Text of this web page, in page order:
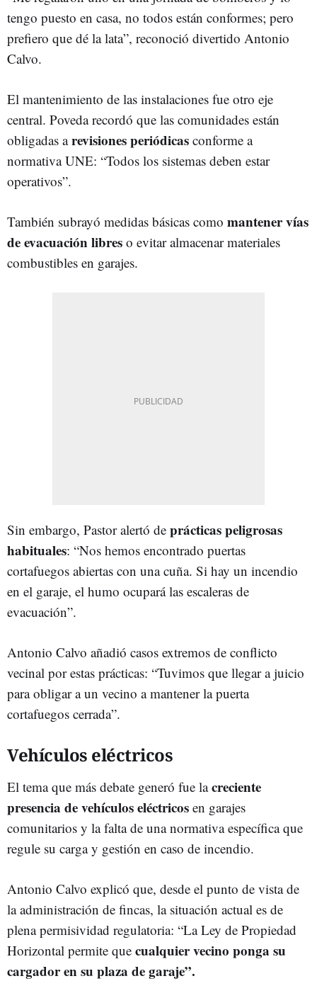
tengo puesto en casa, no todos están conformes; pero
prefiero que dé la lata”, reconoció divertido Antonio
Calvo.
El mantenimiento de las instalaciones fue otro eje
central. Poveda recordó que las comunidades están
obligadas arevisiones periódicas conforme a
normativa UNE: “Todos los sistemas deben estar
operativos”.
También subrayó medidas básicas como mantener vías
de evacuación libres o evitar almacenar materiales
combustibles en garajes.
Sin embargo, Pastor alertó de prácticas peligrosas
habituales: “Nos hemos encontrado puertas
cortafuegos abiertas con una cuña. Si hay un incendio
en el garaje, el humo ocupará las escaleras de
evacuación”.
Antonio Calvo añadió casos extremos de conflicto
vecinal por estas prácticas: “Tuvimos que llegar a juicio
para obligar a un vecino a mantener la puerta
cortafuegos cerrada”.
Vehículos eléctricos
El tema que más debate generó fue lacreciente
presencia de vehículos eléctricos en garajes
comunitarios y la falta de una normativa específica que
regule su carga y gestión en caso de incendio.
Antonio Calvo explicó que, desde el punto de vista de
la administración de fincas, la situación actual es de
plena permisividad regulatoria: “La Ley de Propiedad
Horizontal permite que cualquier vecino ponga su
cargador en su plaza de garaje”.